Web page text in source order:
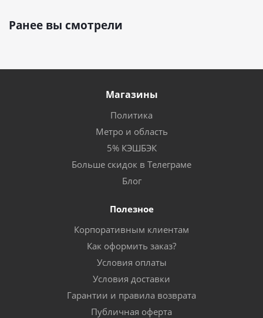
Ранее вы смотрели
Магазины
Политика
Метро и область
5% КЭШБЭК
Больше скидок в Телеграме
Блог
Полезное
Корпоративным клиентам
Как оформить заказ?
Условия оплаты
Условия доставки
Гарантии и правила возврата
Публичная оферта